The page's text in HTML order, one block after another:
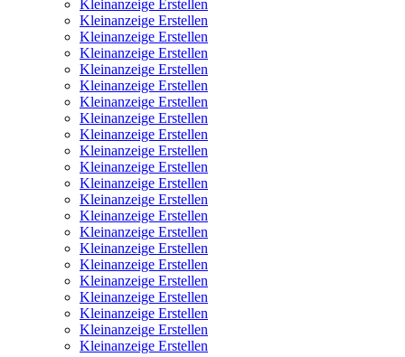
Kleinanzeige Erstellen
Kleinanzeige Erstellen
Kleinanzeige Erstellen
Kleinanzeige Erstellen
Kleinanzeige Erstellen
Kleinanzeige Erstellen
Kleinanzeige Erstellen
Kleinanzeige Erstellen
Kleinanzeige Erstellen
Kleinanzeige Erstellen
Kleinanzeige Erstellen
Kleinanzeige Erstellen
Kleinanzeige Erstellen
Kleinanzeige Erstellen
Kleinanzeige Erstellen
Kleinanzeige Erstellen
Kleinanzeige Erstellen
Kleinanzeige Erstellen
Kleinanzeige Erstellen
Kleinanzeige Erstellen
Kleinanzeige Erstellen
Kleinanzeige Erstellen